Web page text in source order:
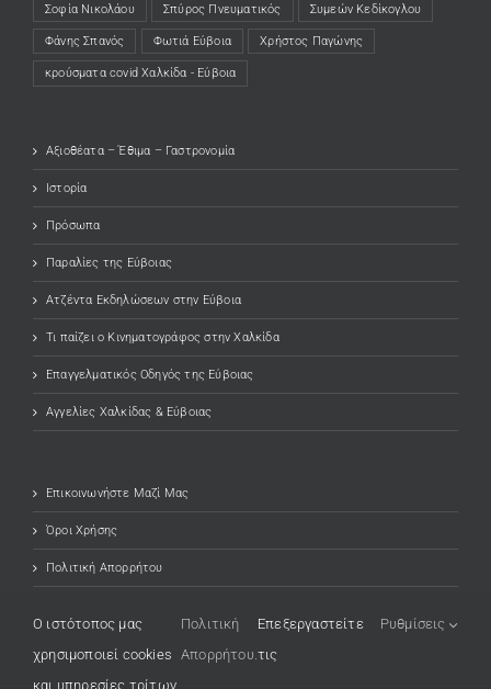
Σοφία Νικολάου Σπύρος Πνευματικός Συμεών Κεδίκογλου
Φάνης Σπανός Φωτιά Εύβοια Χρήστος Παγώνης
κρούσματα covid Χαλκίδα - Εύβοια
Αξιοθέατα – Έθιμα – Γαστρονομία
Ιστορία
Πρόσωπα
Παραλίες της Εύβοιας
Ατζέντα Εκδηλώσεων στην Εύβοια
Τι παίζει ο Κινηματογράφος στην Χαλκίδα
Επαγγελματικός Οδηγός της Εύβοιας
Αγγελίες Χαλκίδας & Εύβοιας
Επικοινωνήστε Μαζί Μας
Όροι Χρήσης
Πολιτική Απορρήτου
O ιστότοπος μας
χρησιμοποιεί cookies
και υπηρεσίες τρίτων.
Πολιτική
Απορρήτου.
Επεξεργαστείτε
τις
Ρυθμίσεις